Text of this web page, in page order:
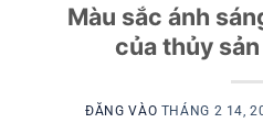
Màu sắc ánh
của thủy
ĐĂNG VÀO THÁNG 2 14,